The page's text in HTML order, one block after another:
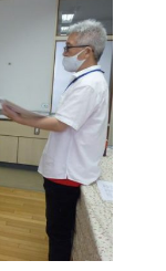
トランプ・花
区の人口を少
定」の基礎を
ートは予定